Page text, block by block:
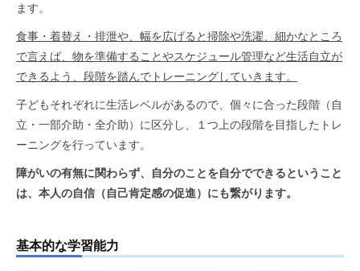
ます。
食事・着替え・排泄や、幅を広げると掃除や洗濯、細かなところ
で言えば、物を準備することやスケジュール管理など生活自立が
できるよう、段階を踏んでトレーニングしていきます。
子どもそれぞれに生活レベルがあるので、個々に合った段階（自
立・一部介助・全介助）に区分し、１つ上の段階を目指したトレ
ーニングを行っています。
障がいの有無に関わらず、自分のことを自分でできるということ
は、本人の自信（自己肯定感の促進）にも繋がります。
基本的な学習能力